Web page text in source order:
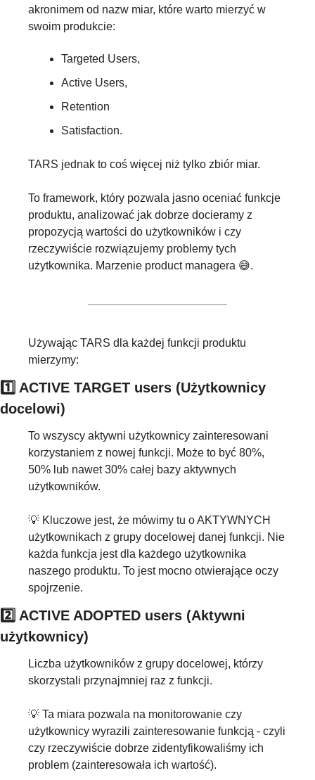
akronimem od nazw miar, które warto mierzyć w
swoim produkcie:
Targeted Users,
Active Users,
Retention
Satisfaction.
TARS jednak to coś więcej niż tylko zbiór miar.
To framework, który pozwala jasno oceniać funkcje
produktu, analizować jak dobrze docieramy z
propozycją wartości do użytkowników i czy
rzeczywiście rozwiązujemy problemy tych
użytkownika. Marzenie product managera 😅.
Używając TARS dla każdej funkcji produktu
mierzymy:
1️⃣ ACTIVE TARGET users (Użytkownicy
docelowi)
To wszyscy aktywni użytkownicy zainteresowani
korzystaniem z nowej funkcji. Może to być 80%,
50% lub nawet 30% całej bazy aktywnych
użytkowników.
💡 Kluczowe jest, że mówimy tu o AKTYWNYCH
użytkownikach z grupy docelowej danej funkcji. Nie
każda funkcja jest dla każdego użytkownika
naszego produktu. To jest mocno otwierające oczy
spojrzenie.
2️⃣ ACTIVE ADOPTED users (Aktywni
użytkownicy)
Liczba użytkowników z grupy docelowej, którzy
skorzystali przynajmniej raz z funkcji.
💡 Ta miara pozwala na monitorowanie czy
użytkownicy wyrazili zainteresowanie funkcją - czyli
czy rzeczywiście dobrze zidentyfikowaliśmy ich
problem (zainteresowała ich wartość).